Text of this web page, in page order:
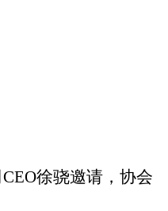
CEO徐骁邀请，协会